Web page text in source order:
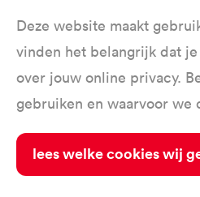
Deze website maakt
vinden het belangrijk dat
over jouw online privacy.
gebruiken en waarvoor we
lees welke cookies wij